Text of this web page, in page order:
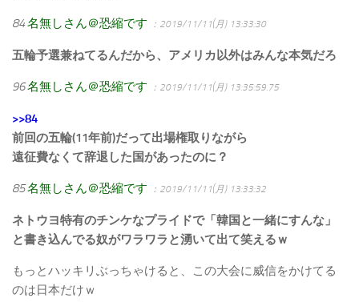
84名無しさん＠恐縮です ：2019/11/11(月) 13:33:30
五輪予選兼ねてるんだから、アメリカ以外はみんな本気だろ
96名無しさん＠恐縮です ：2019/11/11(月) 13:35:59.75
>>84
前回の五輪(11年前)だって出場権取りながら
遠征費なくて辞退した国があったのに？
85名無しさん＠恐縮です ：2019/11/11(月) 13:33:32
ネトウヨ特有のチンケなプライドで「韓国と一緒にすんな」
と書き込んでる奴がワラワラと湧いて出て笑えるｗ
もっとハッキリぶっちゃけると、この大会に威信をかけてる
のは日本だけｗ